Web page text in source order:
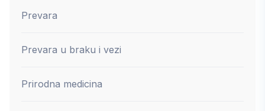
Prevara
Prevara u braku i vezi
Prirodna medicina